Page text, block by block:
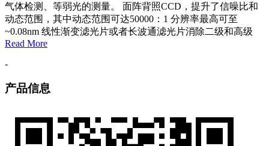
气体检测、等弱光的测量。 面阵背照CCD，提升了信噪比和
动态范围，其中动态范围可达50000：1 分辨率最高可至
~0.08nm 线性渐变滤光片或者长波通滤光片消除二级和高级
Read More
-
产品信息